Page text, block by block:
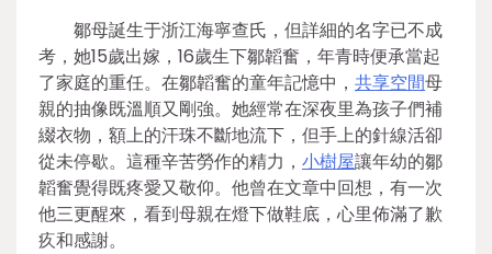
鄒母誕生于浙江海寧查氏，但詳細的名字已不成
考，她15歲出嫁，16歲生下鄒韜奮，年青時便承當起
了家庭的重任。在鄒韜奮的童年記憶中， 共享空間母
親的抽像既溫順又剛強。她經常在深夜里為孩子們補
綴衣物，額上的汗珠不斷地流下，但手上的針線活卻
從未停歇。這種辛苦勞作的精力， 小樹屋讓年幼的鄒
韜奮覺得既疼愛又敬仰。他曾在文章中回想，有一次
他三更醒來，看到母親在燈下做鞋底，心里佈滿了歉
疚和感謝。